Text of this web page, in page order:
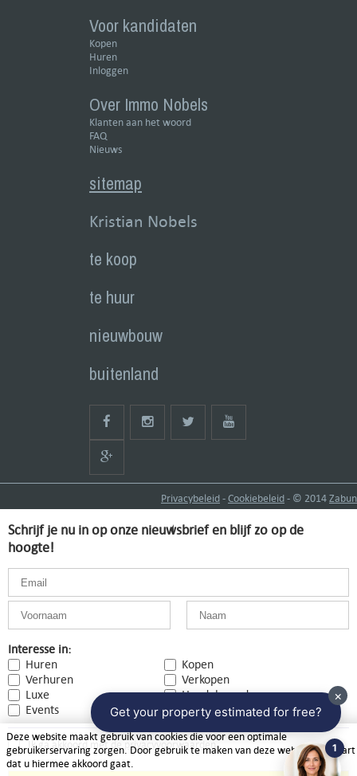
Voor kandidaten
Kopen
Huren
Inloggen
Over Immo Nobels
Klanten aan het woord
FAQ
Nieuws
sitemap
Kristian Nobels
te koop
te huur
nieuwbouw
buitenland
Privacybeleid-Cookiebeleid- © 2014Zabun
Schrijf je nu in op onze nieuwsbrief en blijf zo op de
hoogte!
Interesse in:
Huren
Kopen
Verhuren
Verkopen
Luxe
Handelspanden
Events
Ik ga akkoord met deprivacyvoorwaarden
Deze website maakt gebruik van cookies die voor een optimale
gebruikerservaring zorgen. Door gebruik te maken van deze website
dat u hiermee akkoord gaat.